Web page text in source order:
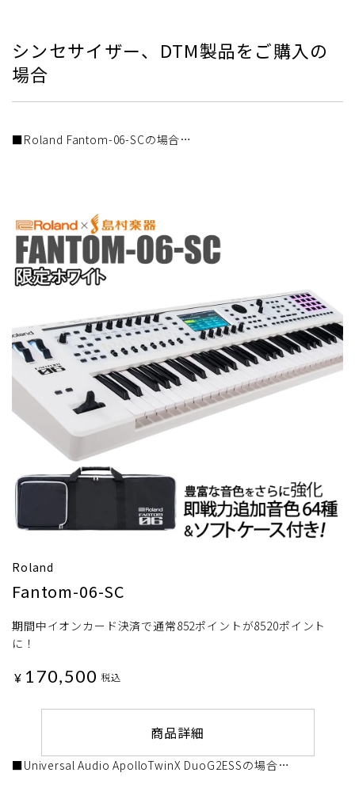
シンセサイザー、DTM製品をご購入の
場合
■Roland Fantom-06-SCの場合…
Roland
Fantom-06-SC
期間中イオンカード決済で通常852ポイントが8520ポイント
に！
¥ 170,500 税込
商品詳細
■Universal Audio ApolloTwinX DuoG2ESSの場合…